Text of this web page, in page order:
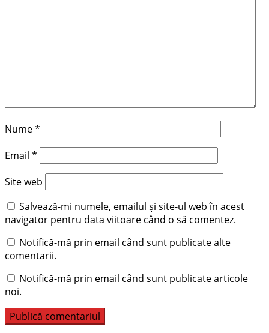
Nume*
Email *
Site web
Salvează-mi numele, emailul și site-ul web în acest
navigator pentru data viitoare când o să comentez.
Notifică-mă prin email când sunt publicate alte
comentarii.
Notifică-mă prin email când sunt publicate articole
noi.